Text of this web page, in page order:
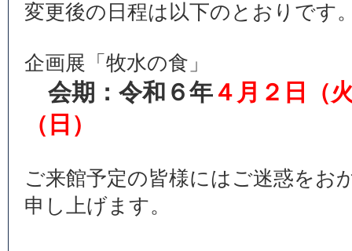
変更後の日程は以下のとおりです
企画展「牧水の食」
会期：令和６年 ４月２日（
（日）
ご来館予定の皆様にはご迷惑をお
申し上げます。